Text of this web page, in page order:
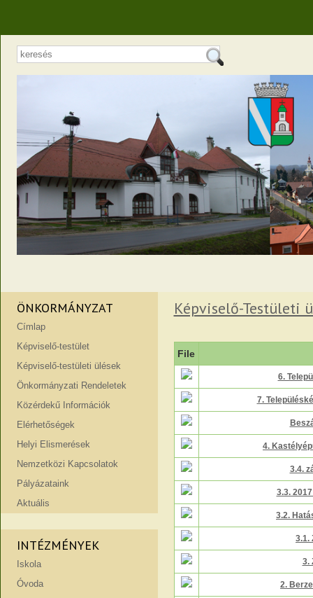
ÖNKORMÁNYZAT
Címlap
Képviselő-testület
Képviselő-testületi ülések
Önkormányzati Rendeletek
Közérdekű Információk
Elérhetőségek
Helyi Elismerések
Nemzetközi Kapcsolatok
Pályázataink
Aktuális
INTÉZMÉNYEK
Iskola
Óvoda
Képviselő-Testületi
File
6.
7.
4.
3.4.
3.3.
3.2.
3.1.
3.
2.